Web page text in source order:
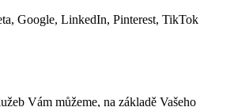
Google, LinkedIn, Pinterest, TikTok
Vám můžeme, na základě Vašeho